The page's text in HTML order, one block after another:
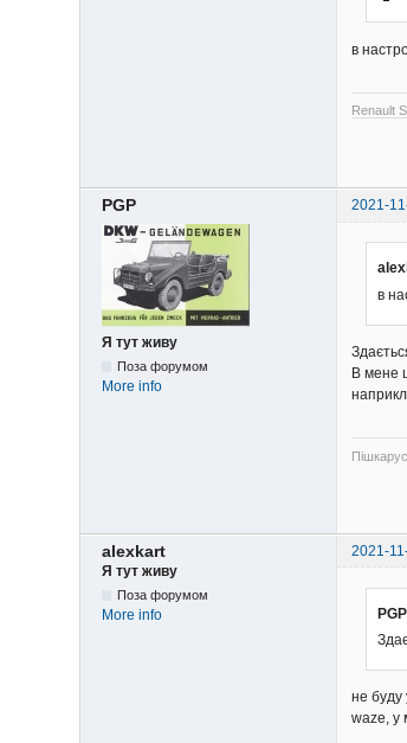
в
Renault
PGP 2021-
Я тут живу
Поза форумом
More info
в
В мене
alexkart 2021-
Я тут живу
Поза форумом
More info
не
waze, у